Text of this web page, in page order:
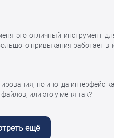
но иногда интерфейс
или это у меня так?
это отличный инструмент
привыкания работает
ещё